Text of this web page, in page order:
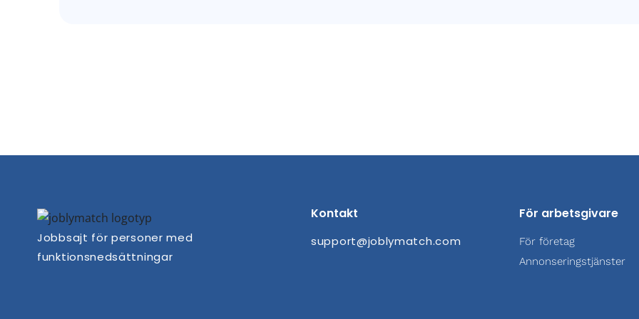
Jobbsajt för personer med
funktionsnedsättningar
Kontakt
support@joblymatch.com
För arbetsgivare
För företag
Annonseringstjänster